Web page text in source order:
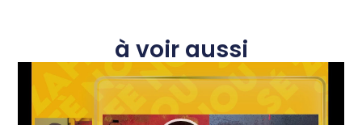
à voir aussi